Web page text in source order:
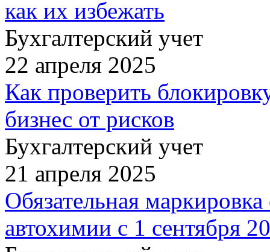
как их избежать
Бухгалтерский учет
22 апреля 2025
Как проверить
бизнес от рисков
Бухгалтерский учет
21 апреля 2025
Обязательная
автохимии с 1 сентября